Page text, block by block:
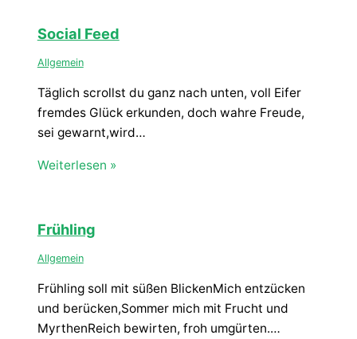
Social Feed
Allgemein
Täglich scrollst du ganz nach unten, voll Eifer
fremdes Glück erkunden, doch wahre Freude,
sei gewarnt,wird…
Weiterlesen »
Frühling
Allgemein
Frühling soll mit süßen BlickenMich entzücken
und berücken,Sommer mich mit Frucht und
MyrthenReich bewirten, froh umgürten.…